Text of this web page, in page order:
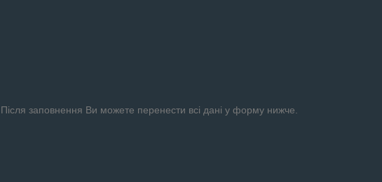
. Після заповнення Ви можете перенести всі дані у форму нижче.